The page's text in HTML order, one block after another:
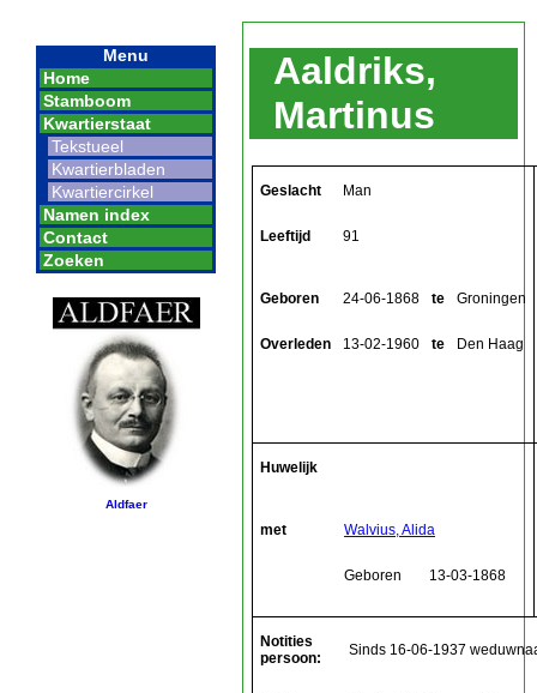
Menu
Home
Stamboom
Kwartierstaat
Tekstueel
Kwartierbladen
Kwartiercirkel
Namen index
Contact
Zoeken
Aldfaer
Aaldriks,
Martinus
Geslacht Man
Leeftijd 91
Geboren 24-06-1868 te Groningen
Overleden 13-02-1960 te Den Haag
Huwelijk
met Walvius, Alida
Geboren 13-03-1868
Notities
persoon:
Sinds 16-06-1937